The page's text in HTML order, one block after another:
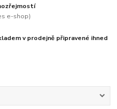
e-shop)
v prodejně připravené ihned